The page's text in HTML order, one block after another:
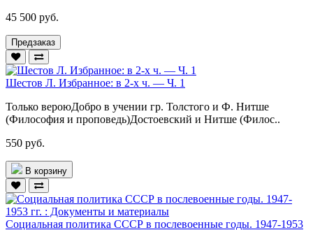
45 500 руб.
Предзаказ
Шестов Л. Избранное: в 2-х ч. — Ч. 1
Только вероюДобро в учении гр. Толстого и Ф. Нитше
(Философия и проповедь)Достоевский и Нитше (Филос..
550 руб.
В корзину
Социальная политика СССР в послевоенные годы. 1947-1953